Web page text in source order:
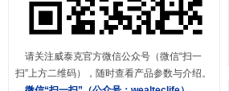
请关注威泰克官方微信公众号（微信“扫一
扫”上方二维码），随时查看产品参数与介绍。